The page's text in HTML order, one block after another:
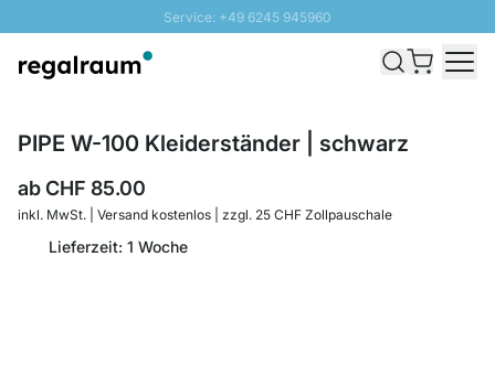
Service: +49 6245 945960
Versand & Zoll gratis ab 300 CHF
PIPE W-100 Kleiderständer | schwarz
abCHF 85.00
inkl. MwSt. | Versand kostenlos | zzgl. 25 CHF Zollpauschale
Lieferzeit: 1 Woche